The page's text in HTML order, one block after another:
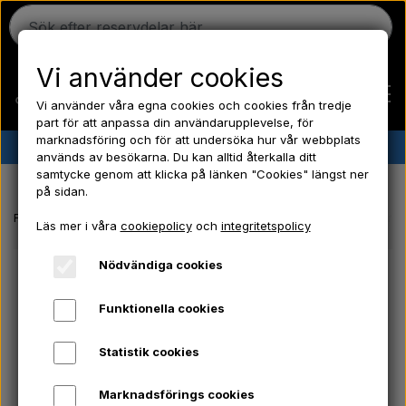
Hem
Massey Ferguson
Fordson
✔︎ Danskt lager ✔︎ Snabb leverans ✔︎ Låga priser
Framsida Ford traktor reservdelar
Vi använder cookies
Vi använder våra egna cookies och cookies från tredje
part för att anpassa din användarupplevelse, för
marknadsföring och för att undersöka hur vår webbplats
används av besökarna. Du kan alltid återkalla ditt
samtycke genom att klicka på länken "Cookies" längst ner
på sidan.
Läs mer i våra cookiepolicyoch integritetspolicy
Nödvändiga cookies
Funktionella cookies
Statistik cookies
Marknadsförings cookies